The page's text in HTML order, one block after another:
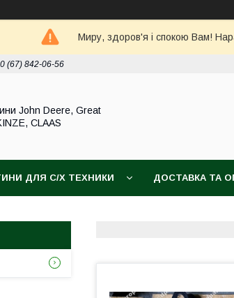
Миру, здоров'я і спокою Вам!
(67) 842-06-56
John Deere, Great
CLAAS
ДЛЯ С/Х ТЕХНИКИ ДОСТАВКА ТА